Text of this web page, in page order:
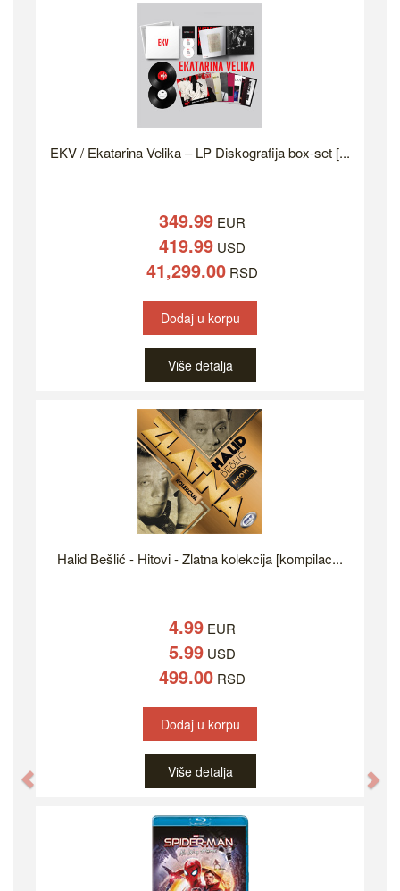
EKV / Ekatarina Velika – LP Diskografija box-set [...
349.99 EUR
419.99 USD
41,299.00 RSD
Dodaj u korpu
Više detalja
Halid Bešlić - Hitovi - Zlatna kolekcija [kompilac...
4.99 EUR
5.99 USD
499.00 RSD
Dodaj u korpu
Više detalja